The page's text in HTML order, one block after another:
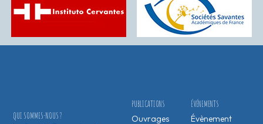
ÉVÉNEMENTS
Évènement
PUBLICATIONS
Ouvrages
QUI SOMMES-NOUS ?